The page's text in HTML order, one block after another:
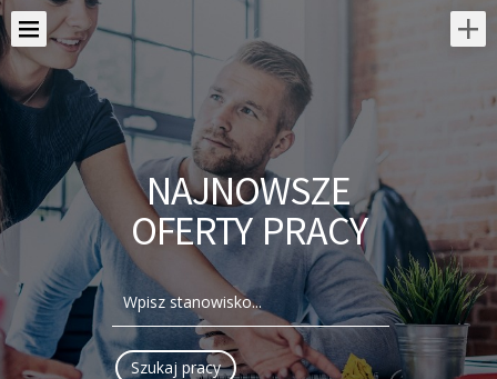
NAJNOWSZE
OFERTY PRACY